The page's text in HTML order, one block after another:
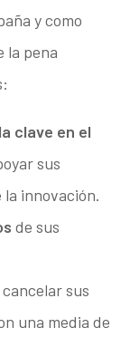
y como
la pena
clave en el
sus
innovación.
de sus
sus
una media de